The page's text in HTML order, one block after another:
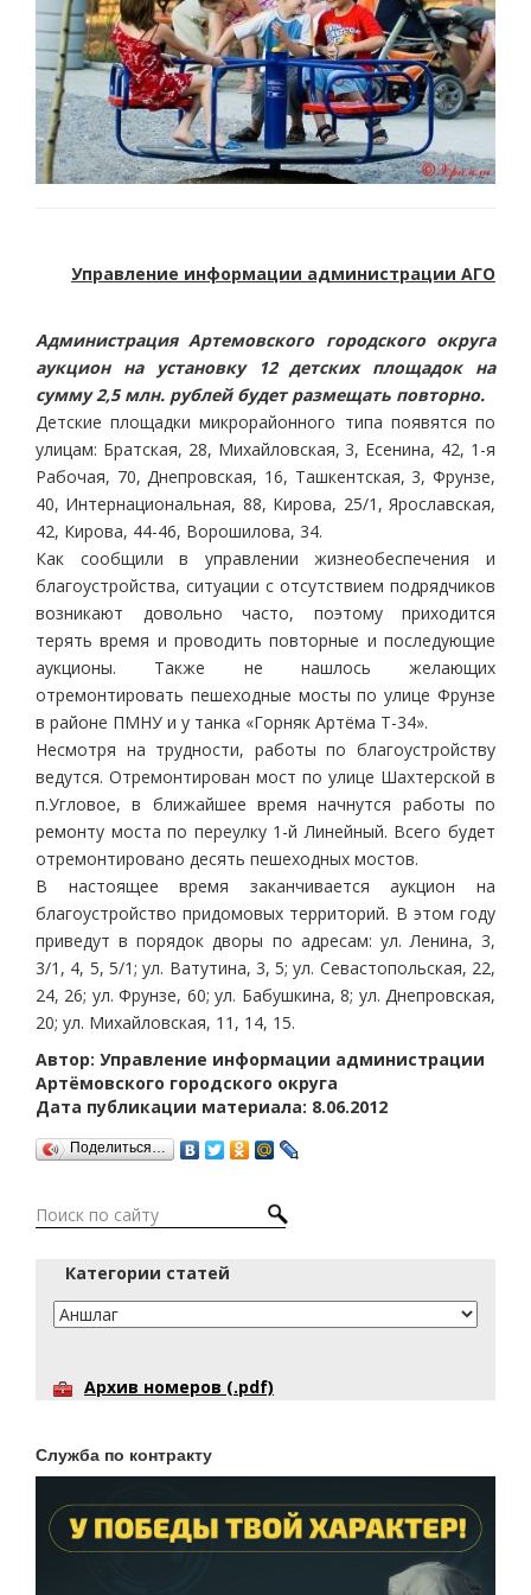
Управление информации администрации АГО
Администрация Артемовского городского округа
аукцион на установку 12 детских площадок на
сумму 2,5 млн. рублей будет размещать повторно.
Детские площадки микрорайонного типа появятся по
улицам: Братская, 28, Михайловская, 3, Есенина, 42, 1-я
Рабочая, 70, Днепровская, 16, Ташкентская, 3, Фрунзе,
40, Интернациональная, 88, Кирова, 25/1, Ярославская,
42, Кирова, 44-46, Ворошилова, 34.
Как сообщили в управлении жизнеобеспечения и
благоустройства, ситуации с отсутствием подрядчиков
возникают довольно часто, поэтому приходится
терять время и проводить повторные и последующие
аукционы. Также не нашлось желающих
отремонтировать пешеходные мосты по улице Фрунзе
в районе ПМНУ и у танка «Горняк Артёма Т-34».
Несмотря на трудности, работы по благоустройству
ведутся. Отремонтирован мост по улице Шахтерской в
п.Угловое, в ближайшее время начнутся работы по
ремонту моста по переулку 1-й Линейный. Всего будет
отремонтировано десять пешеходных мостов.
В настоящее время заканчивается аукцион на
благоустройство придомовых территорий. В этом году
приведут в порядок дворы по адресам: ул. Ленина, 3,
3/1, 4, 5, 5/1; ул. Ватутина, 3, 5; ул. Севастопольская, 22,
24, 26; ул. Фрунзе, 60; ул. Бабушкина, 8; ул. Днепровская,
20; ул. Михайловская, 11, 14, 15.
Автор: Управление информации администрации
Артёмовского городского округа
Дата публикации материала: 8.06.2012
Поделиться…
Категории статей
Архив номеров (.pdf)
Служба по контракту